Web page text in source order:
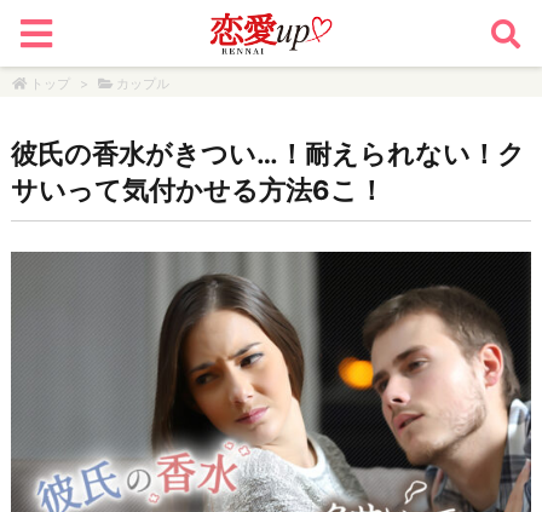
トップ > カップル
彼氏の香水がきつい…！耐えられない！ク
サいって気付かせる方法6こ！